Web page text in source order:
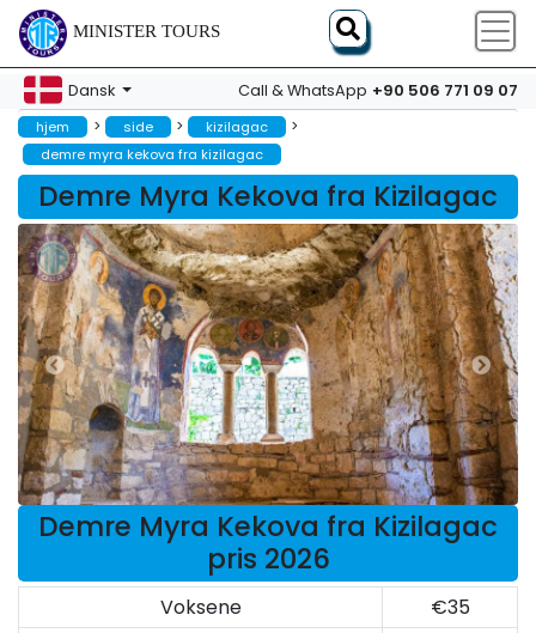
MINISTER TOURS
Dansk Call & WhatsApp +90 506 771 09 07
hjem > side > kizilagac >
demre myra kekova fra kizilagac
Demre Myra Kekova fra Kizilagac
Demre Myra Kekova fra Kizilagac
pris 2026
Voksene
€35